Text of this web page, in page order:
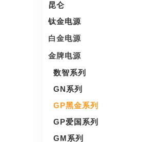
昆仑
钛金电源
白金电源
金牌电源
数智系列
GN系列
GP黑金系列
GP爱国系列
GM系列